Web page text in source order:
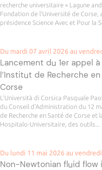
recherche universitaire « Lagune
Fondation de l'Université de Corse,
présidence Science Avec et Pour la
Du mardi 07 avril 2026 au
Lancement du 1er appel
l’Institut de Recherche
Corse
L’Università di Corsica Pasquale
du Conseil d'Administration du 12
de Recherche en Santé de Corse et
Hospitalo-Universitaire, des outils...
Du lundi 11 mai 2026 au
Non-Newtonian fluid flow